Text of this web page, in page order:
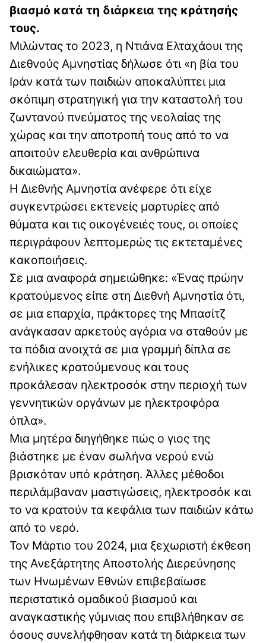
βιασμό κατά τη διάρκεια της κράτησής
τους.
Μιλώντας το 2023, η Ντιάνα Ελταχάουι της
Διεθνούς Αμνηστίας δήλωσε ότι «η βία του
Ιράν κατά των παιδιών αποκαλύπτει μια
σκόπιμη στρατηγική για την καταστολή του
ζωντανού πνεύματος της νεολαίας της
χώρας και την αποτροπή τους από το να
απαιτούν ελευθερία και ανθρώπινα
δικαιώματα».
Η Διεθνής Αμνηστία ανέφερε ότι είχε
συγκεντρώσει εκτενείς μαρτυρίες από
θύματα και τις οικογένειές τους, οι οποίες
περιγράφουν λεπτομερώς τις εκτεταμένες
κακοποιήσεις.
Σε μια αναφορά σημειώθηκε: «Ένας πρώην
κρατούμενος είπε στη Διεθνή Αμνηστία ότι,
σε μια επαρχία, πράκτορες της Μπασίτζ
ανάγκασαν αρκετούς αγόρια να σταθούν με
τα πόδια ανοιχτά σε μια γραμμή δίπλα σε
ενήλικες κρατούμενους και τους
προκάλεσαν ηλεκτροσόκ στην περιοχή των
γεννητικών οργάνων με ηλεκτροφόρα
όπλα».
Μια μητέρα διηγήθηκε πώς ο γιος της
βιάστηκε με έναν σωλήνα νερού ενώ
βρισκόταν υπό κράτηση. Άλλες μέθοδοι
περιλάμβαναν μαστιγώσεις, ηλεκτροσόκ και
το να κρατούν τα κεφάλια των παιδιών κάτω
από το νερό.
Τον Μάρτιο του 2024, μια ξεχωριστή έκθεση
της Ανεξάρτητης Αποστολής Διερεύνησης
των Ηνωμένων Εθνών επιβεβαίωσε
περιστατικά ομαδικού βιασμού και
αναγκαστικής γύμνιας που επιβλήθηκαν σε
όσους συνελήφθησαν κατά τη διάρκεια των